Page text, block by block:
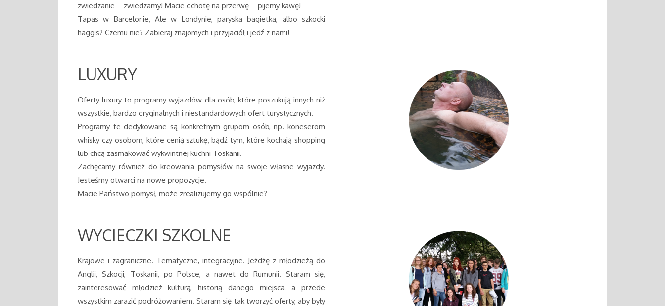
zwiedzanie – zwiedzamy! Macie ochotę na przerwę – pijemy kawę!
Tapas w Barcelonie, Ale w Londynie, paryska bagietka, albo szkocki
haggis? Czemu nie? Zabieraj znajomych i przyjaciół i jedź z nami!
LUXURY
Oferty luxury to programy wyjazdów dla osób, które poszukują innych niż
wszystkie, bardzo oryginalnych i niestandardowych ofert turystycznych.
Programy te dedykowane są konkretnym grupom osób, np. koneserom
whisky czy osobom, które cenią sztukę, bądź tym, które kochają shopping
lub chcą zasmakować wykwintnej kuchni Toskanii.
Zachęcamy również do kreowania pomysłów na swoje własne wyjazdy.
Jesteśmy otwarci na nowe propozycje.
Macie Państwo pomysł, może zrealizujemy go wspólnie?
WYCIECZKI SZKOLNE
Krajowe i zagraniczne. Tematyczne, integracyjne. Jeżdżę z młodzieżą do
Anglii, Szkocji, Toskanii, po Polsce, a nawet do Rumunii. Staram się,
zainteresować młodzież kulturą, historią danego miejsca, a przede
wszystkim zarazić podróżowaniem. Staram się tak tworzyć oferty, aby były